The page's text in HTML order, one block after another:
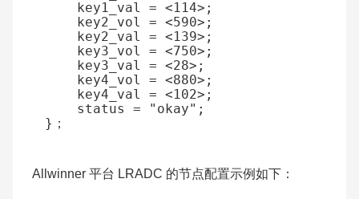
key1_val
= <114> ;
key2_vol
= <590> ;
key2_val
= <139> ;
key3_vol
= <750> ;
key3_val
= <28> ;
key4_vol
= <880> ;
key4_val
= <102> ;
status
= "okay" ;
} ；
Allwinner 平台 LRADC 的节点配置示例如下：